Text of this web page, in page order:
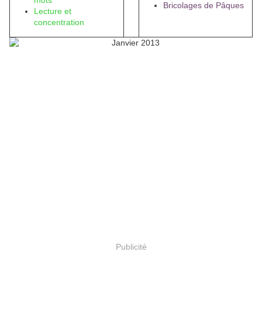
Lecture et
concentration
Bricolages de Pâques
Publicité